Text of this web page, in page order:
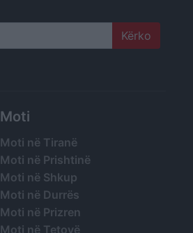
Moti
Moti në Tiranë
Moti në Prishtinë
Moti në Shkup
Moti në Durrës
Moti në Prizren
Moti në Tetovë